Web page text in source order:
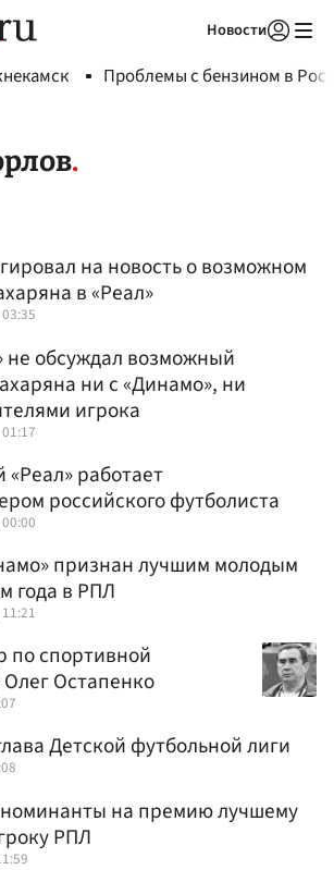
Новости
Проблемы с бензином в
на новость о возможном
в «Реал»
не обсуждал возможный
ни с «Динамо», ни
игрока
работает
российского футболиста
признан лучшим молодым
года в РПЛ
по спортивной
Остапенко
Детской футбольной лиги
на премию лучшему
РПЛ